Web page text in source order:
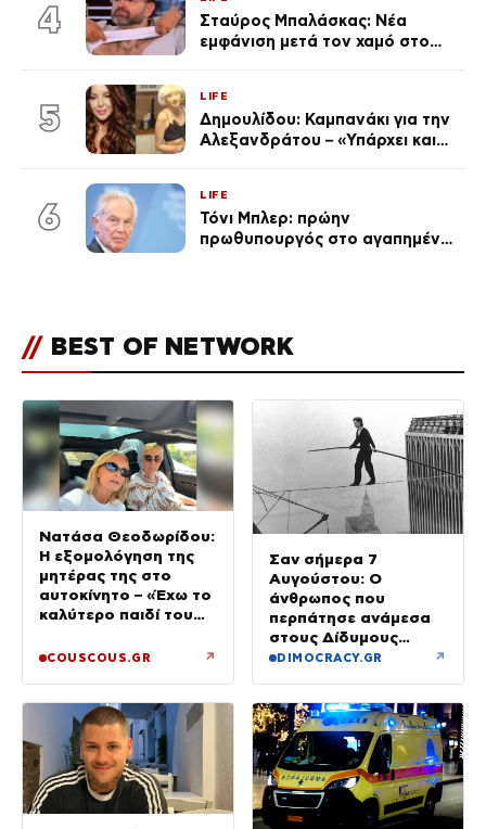
απαρατήρητη
4
Σταύρος Μπαλάσκας: Νέα
εμφάνιση μετά τον χαμό στο
5
LIFE
Δημουλίδου: Καμπανάκι για την
Αλεξανδράτου – «Υπάρχει και
6
LIFE
Τόνι Μπλερ: πρώην
πρωθυπουργός στο αγαπημένο
// BEST OF NETWORK
Νατάσα Θεοδωρίδου:
Η εξομολόγηση της
μητέρας της στο
αυτοκίνητο – «Έχω το
καλύτερο παιδί του
COUSCOUS.GR ↗
Σαν σήμερα 7
Αυγούστου: Ο
άνθρωπος που
περπάτησε ανάμεσα
στους Δίδυμους
Πύργους
DIMOCRACY.GR ↗